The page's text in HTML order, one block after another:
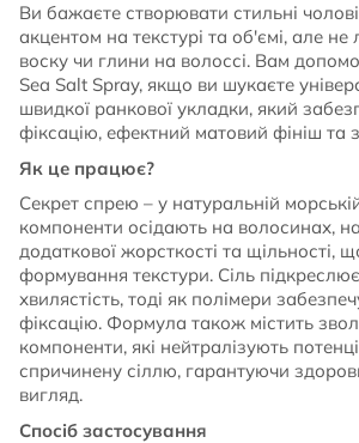
Ви бажаєте створювати стильні
акцентом на текстурі та об'ємі, але не
воску чи глини на волоссі. Вам
Sea Salt Spray, якщо ви шукаєте
швидкої ранкової укладки, який
фіксацію, ефектний матовий фініш та
Як це працює?
Секрет спрею – у натуральній морській
компоненти осідають на волосинах,
додаткової жорсткості та щільності,
формування текстури. Сіль
хвилястість, тоді як полімери
фіксацію. Формула також містить
компоненти, які нейтралізують
спричинену сіллю, гарантуючи
вигляд.
Спосіб застосування